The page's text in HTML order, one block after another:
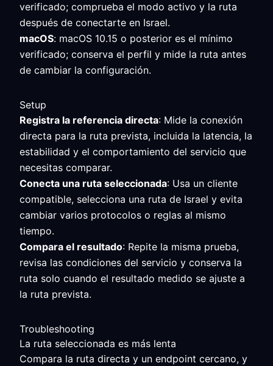
verificado; comprueba el modo activo y la ruta
después de conectarte en Israel.
macOS: macOS 10.15 o posterior es el mínimo
verificado; conserva el perfil y mide la ruta antes
de cambiar la configuración.
Setup
Registra la referencia directa: Mide la conexión
directa para la ruta prevista, incluida la latencia, la
estabilidad y el comportamiento del servicio que
necesitas comparar.
Conecta una ruta seleccionada: Usa un cliente
compatible, selecciona una ruta de Israel y evita
cambiar varios protocolos o reglas al mismo
tiempo.
Compara el resultado: Repite la misma prueba,
revisa las condiciones del servicio y conserva la
ruta solo cuando el resultado medido se ajuste a
la ruta prevista.
Troubleshooting
La ruta seleccionada es más lenta
Compara la ruta directa y un endpoint cercano, y